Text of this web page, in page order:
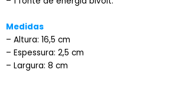
Medidas
– Altura: 16,5 cm
– Espessura: 2,5 cm
– Largura: 8 cm